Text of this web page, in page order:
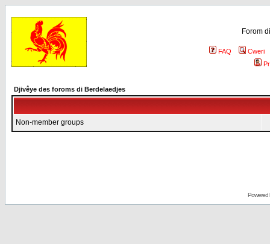
Forom
FAQ
Cweri
Djivêye des foroms di Berdelaedjes
Non-member groups
Powered